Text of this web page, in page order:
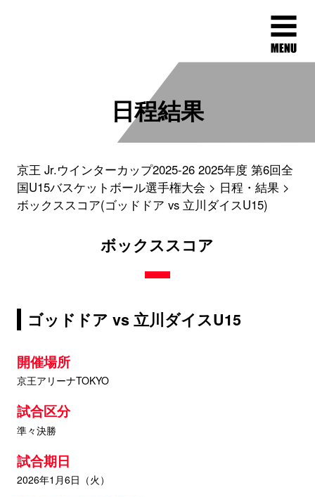
日程結果
京王 Jr.ウインターカップ2025-26 2025年度 第6回全
国U15バスケットボール選手権大会
日程・結果
ボックススコア(ゴッドドア vs 立川ダイスU15)
ボックススコア
ゴッドドア vs 立川ダイスU15
開催場所
京王アリーナTOKYO
試合区分
準々決勝
試合期日
2026年1月6日（火）